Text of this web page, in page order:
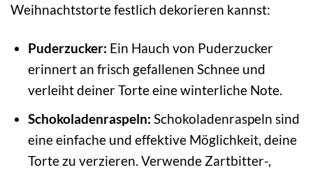
Weihnachtstorte festlich dekorieren kannst:
Puderzucker: Ein Hauch von Puderzucker
erinnert an frisch gefallenen Schnee und
verleiht deiner Torte eine winterliche Note.
Schokoladenraspeln: Schokoladenraspeln sind
eine einfache und effektive Möglichkeit, deine
Torte zu verzieren. Verwende Zartbitter-,